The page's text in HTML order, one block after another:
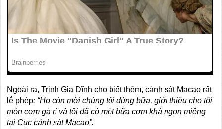
Ngoài ra, Trịnh Gia Dĩnh cho biết thêm, cảnh sát Macao rất
lễ phép: “Họ còn mời chúng tôi dùng bữa, giới thiệu cho tôi
món cơm gà ri và tôi đã có một bữa cơm khá ngon miệng
tại Cục cảnh sát Macao”.